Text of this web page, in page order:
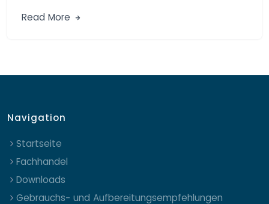
Hartmetall-schleifern […]
Read More
Navigation
Startseite
Fachhandel
Downloads
Gebrauchs- und Aufbereitungsempfehlungen